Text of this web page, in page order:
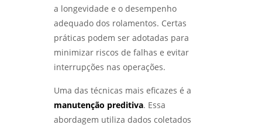
ANÁLISE DE FALHAS EM EQUIPAMENTOS
ELÉTRICOS: IDENTIFICANDO PROBLEMAS E
SOLUÇÕES - LABMETAL
COMO REALIZAR UM ENSAIO DE CORROSÃO
QUALIFICAÇÃO DE EPS GARANTE EFICIÊNCIA E
SEGURANÇA NA CONSTRUÇÃO - LABMETAL
a longevidade e o desempenho
adequado dos rolamentos. Certas
práticas podem ser adotadas para
minimizar riscos de falhas e evitar
interrupções nas operações.
Uma das técnicas mais eficazes é a
manutenção preditiva. Essa
abordagem utiliza dados coletados